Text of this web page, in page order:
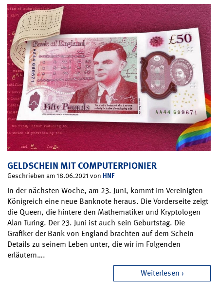
GELDSCHEIN MIT COMPUTERPIONIER
Geschrieben am 18.06.2021 von HNF
In der nächsten Woche, am 23. Juni, kommt im Vereinigten
Königreich eine neue Banknote heraus. Die Vorderseite zeigt
die Queen, die hintere den Mathematiker und Kryptologen
Alan Turing. Der 23. Juni ist auch sein Geburtstag. Die
Grafiker der Bank von England brachten auf dem Schein
Details zu seinem Leben unter, die wir im Folgenden
erläutern….
Weiterlesen